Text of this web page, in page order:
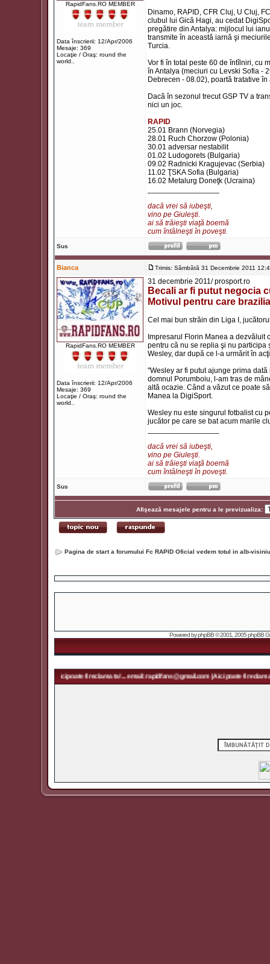
RapidFans.RO MEMBER
Data înscrierii: 12/Apr/2006
Mesaje: 369
Locaţie / Oraş: round the
world..
Dinamo, RAPID, CFR Cluj, U Cluj,
clubul lui Gică Hagi, au cedat
pregătire din Antalya: mijlocul lui
transmite în această iarnă şi
Turcia.
Vor fi în total peste 60 de întîlniri, cu
în Antalya (meciuri cu Levski Sofia -
Debrecen - 08.02), poartă tratative
Dacă în sezonul trecut GSP TV a
nici un joc.
RAPID
25.01 Brann (Norvegia)
28.01 Ruch Chorzow (Polonia)
30.01 adversar nestabilit
01.02 Ludogorets (Bulgaria)
09.02 Radnicki Kragujevac (Serbia)
11.02 ŢSKA Sofia (Bulgaria)
16.02 Metalurg Doneţk (Ucraina)
dacă vrei să iubeşti,
vino pe Giuleşti.
ai să trăieşti viaţă boemă
cum întâlneşti în poveşti.
Sus
Bianca Trimis: Sâmbătă 31 Decembrie 2011
RapidFans.RO MEMBER
Data înscrierii: 12/Apr/2006
Mesaje: 369
Locaţie / Oraş: round the
world..
31 decembrie 2011/ prosport.ro
Becali ar fi putut negocia
Motivul pentru care
Cel mai bun străin din Liga I,
Impresarul Florin Manea a dezvăluit
pentru că nu se replia şi nu participa
Wesley, dar după ce l-a urmărit în
"Wesley ar fi putut ajunge prima
domnul Porumboiu, l-am tras de
altă ocazie. Când a văzut ce poate
Manea la DigiSport.
Wesley nu este singurul fotbalist cu
jucător pe care se bat acum marile
dacă vrei să iubeşti,
vino pe Giuleşti.
ai să trăieşti viaţă boemă
cum întâlneşti în poveşti.
Sus
Afişează mesajele pentru a le previzualiza:
Pagina de start a forumului Fc RAPID Oficial vedem totul in alb-
Powered byphpBB© 2001, 2005 phpBB
| Aici poate fi reclama ta! ... email: rapidfans@gmail.com | Aici poate fi reclama ta! ...